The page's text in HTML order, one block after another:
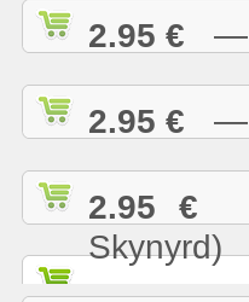
2.95 € —
2.95 € —
2.95 €
Skynyrd)